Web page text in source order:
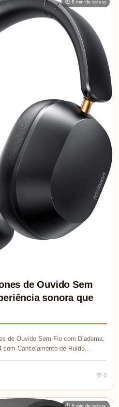
⏱ 8 min de leitura
de Ouvido Sem
sonora que
de Ouvido Sem Fio com Diadema,
com Cancelamento de Ruído…
💬 0
⏱ 8 min de leitura